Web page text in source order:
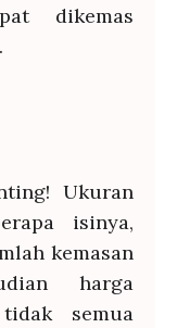
dikemas
Ukuran
isinya,
kemasan
harga
semua